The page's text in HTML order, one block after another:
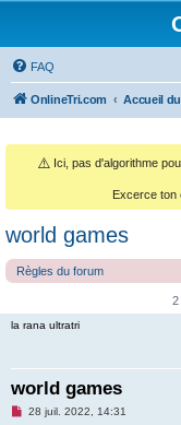
FAQ
OnlineTri.com Accueil
⚠️ Ici, pas d'algorithme
Excerce ton
world games
Règles du forum
2
la rana ultratri
world games
M28 juil. 2022, 14:31